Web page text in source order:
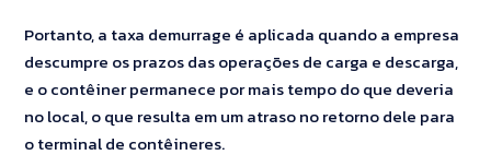
Portanto, a taxa demurrage é aplicada quando a empresa
descumpre os prazos das operações de carga e descarga,
e o contêiner permanece por mais tempo do que deveria
no local, o que resulta em um atraso no retorno dele para
o terminal de contêineres.